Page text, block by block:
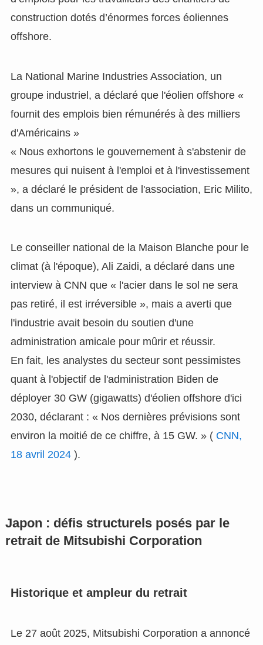
construction dotés d’énormes forces éoliennes
offshore.
La National Marine Industries Association, un
groupe industriel, a déclaré que l'éolien offshore «
fournit des emplois bien rémunérés à des milliers
d'Américains »
« Nous exhortons le gouvernement à s'abstenir de
mesures qui nuisent à l'emploi et à l'investissement
», a déclaré le président de l'association, Eric Milito,
dans un communiqué.
Le conseiller national de la Maison Blanche pour le
climat (à l'époque), Ali Zaidi, a déclaré dans une
interview à CNN que « l'acier dans le sol ne sera
pas retiré, il est irréversible », mais a averti que
l'industrie avait besoin du soutien d'une
administration amicale pour mûrir et réussir.
En fait, les analystes du secteur sont pessimistes
quant à l'objectif de l'administration Biden de
déployer 30 GW (gigawatts) d'éolien offshore d'ici
2030, déclarant : « Nos dernières prévisions sont
environ la moitié de ce chiffre, à 15 GW. » ( CNN,
18 avril 2024 ).
Japon : défis structurels posés par le
retrait de Mitsubishi Corporation
Historique et ampleur du retrait
Le 27 août 2025, Mitsubishi Corporation a annoncé